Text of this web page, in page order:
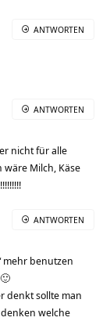
ANTWORTEN
nicht für alle
Milch, Käse
ANTWORTEN
mehr benutzen
denkt sollte man
welche
ANTWORTEN